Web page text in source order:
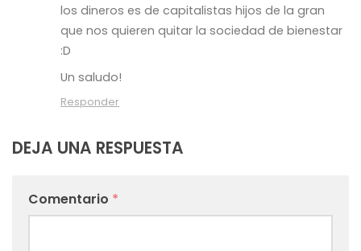
los dineros es de capitalistas hijos de la gran
que nos quieren quitar la sociedad de bienestar
:D
Un saludo!
Responder
DEJA UNA RESPUESTA
Comentario *